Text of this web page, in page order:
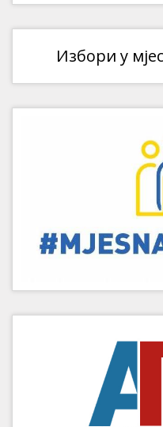
Избори у